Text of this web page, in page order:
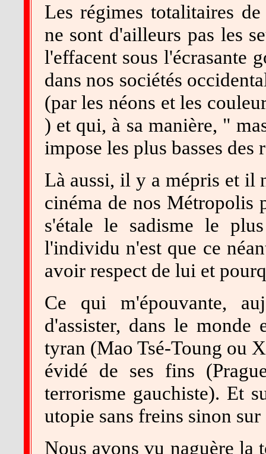
Les régimes totalitaires
ne sont d'ailleurs pas les
l'effacent sous l'écrasante
dans nos sociétés
(par les néons et les
) et qui, à sa manière, "
impose les plus basses des
Là aussi, il y a mépris et il
cinéma de nos Métropolis
s'étale le sadisme le
l'individu n'est que ce
avoir respect de lui et
Ce qui m'épouvante,
d'assister, dans le
tyran (Mao Tsé-Toung ou
évidé de ses fins
terrorisme gauchiste). Et
utopie sans freins sinon
Nous avons vu naguère la